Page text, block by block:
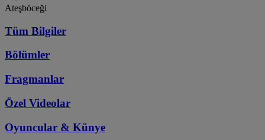
Ateşböceği
Tüm Bilgiler
Bölümler
Fragmanlar
Özel Videolar
Oyuncular & Künye